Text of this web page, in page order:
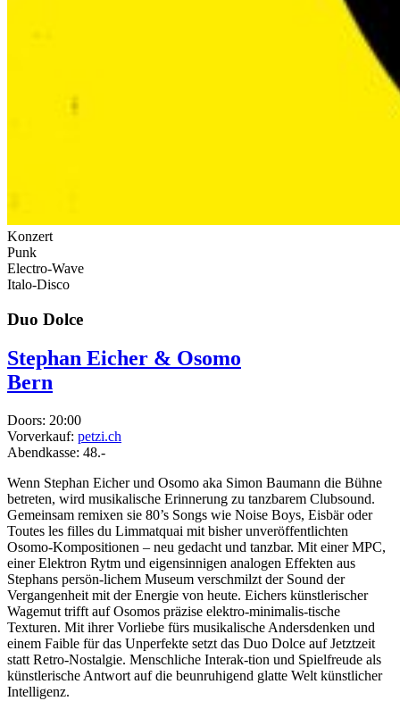
Konzert
Punk
Electro-Wave
Italo-Disco
Duo Dolce
Stephan Eicher & Osomo
Bern
Doors: 20:00
Vorverkauf: petzi.ch
Abendkasse: 48.-
Wenn Stephan Eicher und Osomo aka Simon Baumann die Bühne
betreten, wird musikalische Erinnerung zu tanzbarem Clubsound.
Gemeinsam remixen sie 80’s Songs wie Noise Boys, Eisbär oder
Toutes les filles du Limmatquai mit bisher unveröffentlichten
Osomo-Kompositionen – neu gedacht und tanzbar. Mit einer MPC,
einer Elektron Rytm und eigensinnigen analogen Effekten aus
Stephans persön-lichem Museum verschmilzt der Sound der
Vergangenheit mit der Energie von heute. Eichers künstlerischer
Wagemut trifft auf Osomos präzise elektro-minimalis-tische
Texturen. Mit ihrer Vorliebe fürs musikalische Andersdenken und
einem Faible für das Unperfekte setzt das Duo Dolce auf Jetztzeit
statt Retro-Nostalgie. Menschliche Interak-tion und Spielfreude als
künstlerische Antwort auf die beunruhigend glatte Welt künstlicher
Intelligenz.